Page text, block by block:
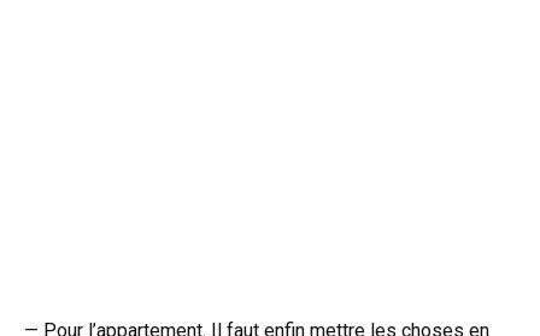
— Pour l’appartement. Il faut enfin mettre les choses en